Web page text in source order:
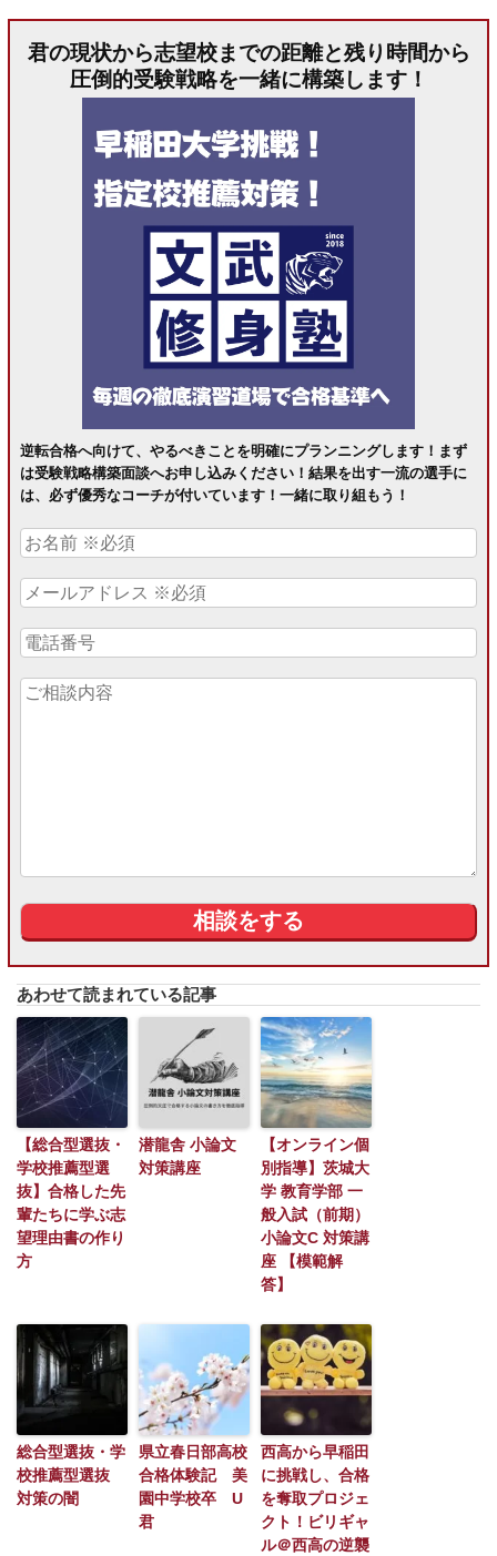
君の現状から志望校までの距離と残り時間から
圧倒的受験戦略を一緒に構築します！
逆転合格へ向けて、やるべきことを明確にプランニングします！まず
は受験戦略構築面談へお申し込みください！結果を出す一流の選手に
は、必ず優秀なコーチが付いています！一緒に取り組もう！
あわせて読まれている記事
【総合型選抜・
学校推薦型選
抜】合格した先
輩たちに学ぶ志
望理由書の作り
方
潜龍舎 小論文
対策講座
【オンライン個
別指導】茨城大
学 教育学部 一
般入試（前期）
小論文C 対策講
座 【模範解
答】
総合型選抜・学
校推薦型選抜
対策の闇
県立春日部高校
合格体験記 美
園中学校卒 U
君
西高から早稲田
に挑戦し、合格
を奪取プロジェ
クト！ビリギャ
ル＠西高の逆襲